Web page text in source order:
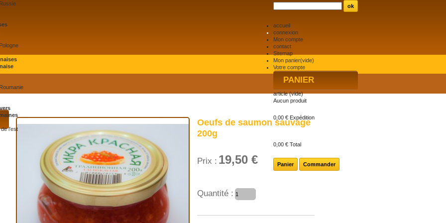
accueil
connexion
Mon compte
contact
Sitemap
Mon panier(vide)
Votre compte
PANIER
article (vide)
Aucun produit
0,00 € Expédition
0,00 € Total
Panier Commander
l'est
Oeufs de saumon sauvage
200g
Prix : 19,50 €
Quantité :